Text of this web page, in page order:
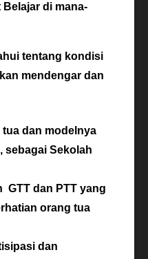
Belajar di mana-
tentang kondisi
mendengar dan
dan modelnya
sebagai Sekolah
GTT dan PTT yang
orang tua
dan